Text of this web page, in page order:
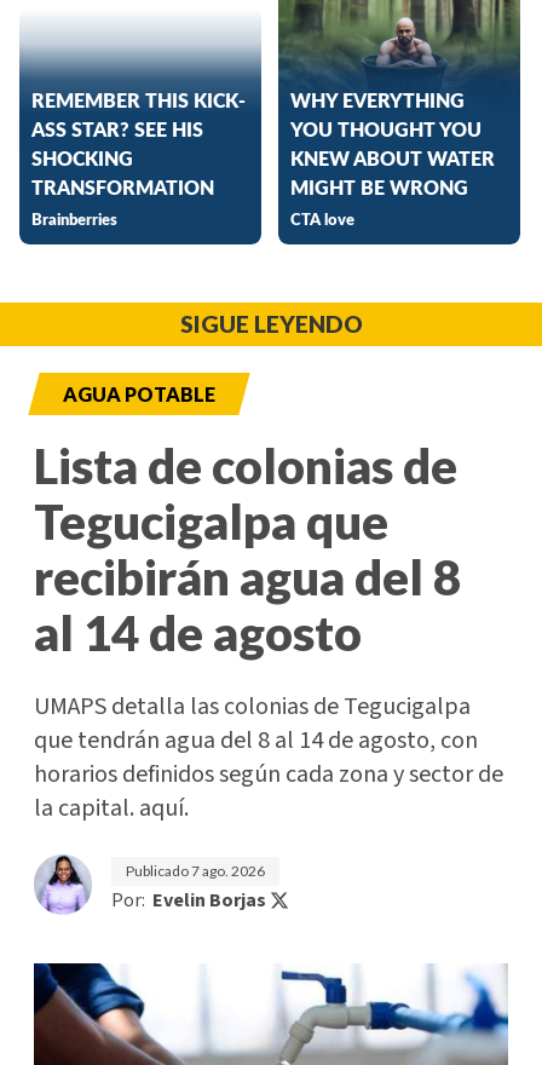
SIGUE LEYENDO
AGUA POTABLE
Lista de colonias de
Tegucigalpa que
recibirán agua del 8
al 14 de agosto
UMAPS detalla las colonias de Tegucigalpa
que tendrán agua del 8 al 14 de agosto, con
horarios definidos según cada zona y sector de
la capital. aquí.
Publicado7 ago. 2026
Por: Evelin Borjas